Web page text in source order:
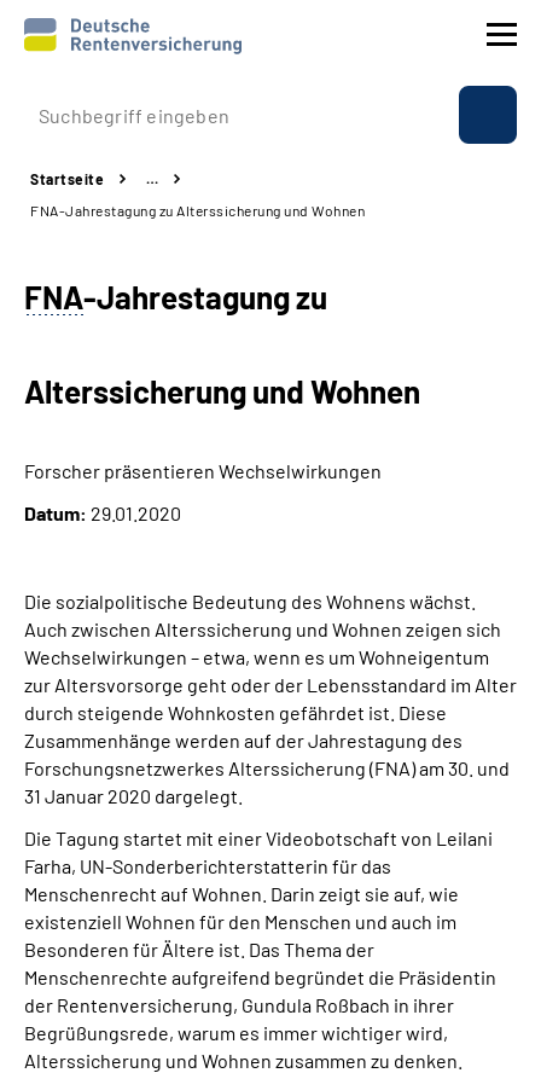
Prävention
Reha
Experten
Über uns & Presse
Suche
Language
Inhalte in Gebärdensprache (DGS)
Leichte Sprache
Mein Kundenportal
Startseite
…
FNA-Jahrestagung zu Alterssicherung und Wohnen
FNA-Jahrestagung zu
Alterssicherung und Wohnen
Forscher präsentieren Wechselwirkungen
Datum: 29.01.2020
Die sozialpolitische Bedeutung des Wohnens wächst.
Auch zwischen Alterssicherung und Wohnen zeigen sich
Wechselwirkungen – etwa, wenn es um Wohneigentum
zur Altersvorsorge geht oder der Lebensstandard im Alter
durch steigende Wohnkosten gefährdet ist. Diese
Zusammenhänge werden auf der Jahrestagung des
Forschungsnetzwerkes Alterssicherung (FNA) am 30. und
31 Januar 2020 dargelegt.
Die Tagung startet mit einer Videobotschaft von Leilani
Farha, UN-Sonderberichterstatterin für das
Menschenrecht auf Wohnen. Darin zeigt sie auf, wie
existenziell Wohnen für den Menschen und auch im
Besonderen für Ältere ist. Das Thema der
Menschenrechte aufgreifend begründet die Präsidentin
der Rentenversicherung, Gundula Roßbach in ihrer
Begrüßungsrede, warum es immer wichtiger wird,
Alterssicherung und Wohnen zusammen zu denken.